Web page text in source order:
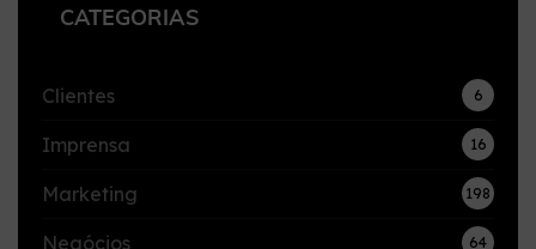
CATEGORIAS
Clientes 6
Imprensa 16
Marketing 198
Negócios 64